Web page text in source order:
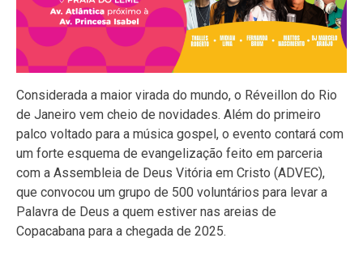
Considerada a maior virada do mundo, o Réveillon do Rio
de Janeiro vem cheio de novidades. Além do primeiro
palco voltado para a música gospel, o evento contará com
um forte esquema de evangelização feito em parceria
com a Assembleia de Deus Vitória em Cristo (ADVEC),
que convocou um grupo de 500 voluntários para levar a
Palavra de Deus a quem estiver nas areias de
Copacabana para a chegada de 2025.